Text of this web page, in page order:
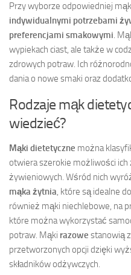
Przy wyborze odpowiedniej
indywidualnymi potrzebami
preferencjami smakowymi.
wypiekach ciast, ale także w
zdrowych potraw. Ich
dania o nowe smaki oraz
Rodzaje mąk
wiedzieć?
Mąki dietetyczne można
otwiera szerokie możliwości ich
żywieniowych. Wśród nich
mąka żytnia, które są idealne
również mąki niechlebowe, na
które można wykorzystać
potraw. Mąki razowe stanowią
przetworzonych opcji dzięki
składników odżywczych.